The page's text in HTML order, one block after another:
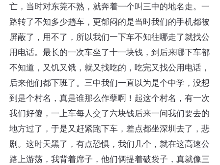
亡，当时对东莞不熟，就奔着一个叫三中的地名走。一
路转了不知多少趟车，更郁闷的是当时我们的手机都被
屏蔽了，用不了，所以我们一下车不知往哪走了就找公
用电话。最长的一次车坐了十一块钱，到后来哪下车都
不知道，又饥又饿，就又找吃的，吃完又找公用电话，
后来他们都下班了。三中我们一直以为是个中学，没想
到是个村名，真是谁那么作孽啊！起这个村名，有一次
我们好傻，一上车每人交了六块钱后来一问我们要去的
地方过了，于是又赶紧跑下车，差点都坐深圳去了，悲
剧。这时天黑了，有点恐惧，我们几个，就在这高速公
路上游荡，我背着席子，他们俩提着破袋子，真就像三